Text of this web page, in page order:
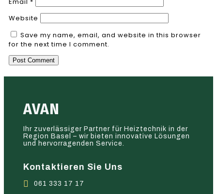
Website
Save my name, email, and website in this browser
for the next time I comment.
AVAN
Ihr zuverlässiger Partner für Heiztechnik in der
Region Basel – wir bieten innovative Lösungen
und hervorragenden Service.
Kontaktieren Sie Uns
061 333 17 17